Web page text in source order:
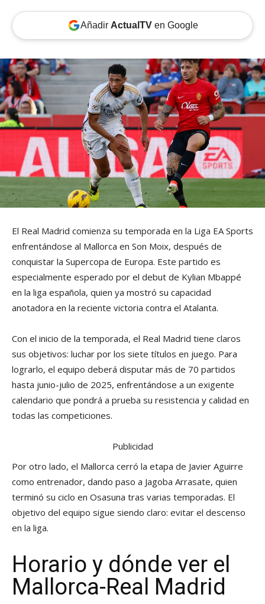
Añadir ActualTVen Google
El Real Madrid comienza su temporada en la Liga EA Sports
enfrentándose al Mallorca en Son Moix, después de
conquistar la Supercopa de Europa. Este partido es
especialmente esperado por el debut de Kylian Mbappé
en la liga española, quien ya mostró su capacidad
anotadora en la reciente victoria contra el Atalanta.
Con el inicio de la temporada, el Real Madrid tiene claros
sus objetivos: luchar por los siete títulos en juego. Para
lograrlo, el equipo deberá disputar más de 70 partidos
hasta junio-julio de 2025, enfrentándose a un exigente
calendario que pondrá a prueba su resistencia y calidad en
todas las competiciones.
Publicidad
Por otro lado, el Mallorca cerró la etapa de Javier Aguirre
como entrenador, dando paso a Jagoba Arrasate, quien
terminó su ciclo en Osasuna tras varias temporadas. El
objetivo del equipo sigue siendo claro: evitar el descenso
en la liga.
Horario y dónde ver el
Mallorca-Real Madrid